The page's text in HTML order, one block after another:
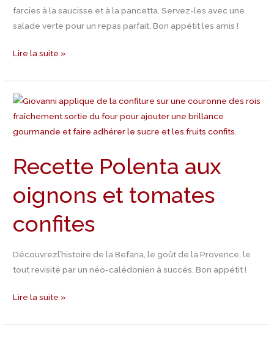
farcies à la saucisse et à la pancetta. Servez-les avec une
salade verte pour un repas parfait. Bon appétit les amis !
Lire la suite »
Recette Polenta aux
oignons et tomates
confites
Découvrezl’histoire de la Befana, le goût de la Provence, le
tout revisité par un néo-calédonien à succés. Bon appétit !
Recette
Polenta
aux
et
tomates
confites
Lire la suite »